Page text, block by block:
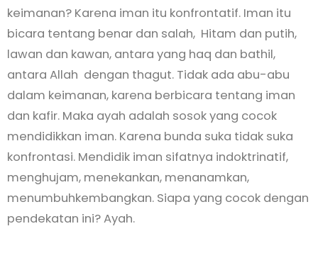
keimanan? Karena iman itu konfrontatif. Iman itu
bicara tentang benar dan salah, Hitam dan putih,
lawan dan kawan, antara yang haq dan bathil,
antara Allah dengan thagut. Tidak ada abu-abu
dalam keimanan, karena berbicara tentang iman
dan kafir. Maka ayah adalah sosok yang cocok
mendidikkan iman. Karena bunda suka tidak suka
konfrontasi. Mendidik iman sifatnya indoktrinatif,
menghujam, menekankan, menanamkan,
menumbuhkembangkan. Siapa yang cocok dengan
pendekatan ini? Ayah.